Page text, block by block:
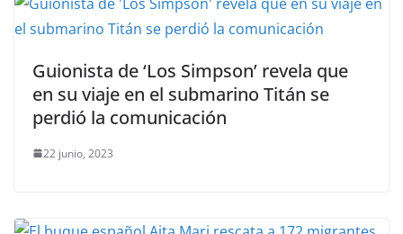
Guionista de ‘Los Simpson’ revela que
en su viaje en el submarino Titán se
perdió la comunicación
22 junio, 2023